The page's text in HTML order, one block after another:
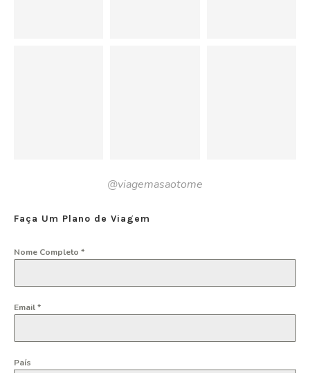
@viagemasaotome
Faça Um Plano de Viagem
Nome Completo *
Email*
País